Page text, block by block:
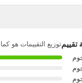
تقييمتوزيع التقييمات هو